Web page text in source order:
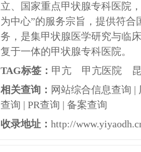
立、国家重点甲状腺专科医院
为中心”的服务宗旨，提供符
务，是集甲状腺医学研究与临
复于一体的甲状腺专科医院。
TAG标签： 甲亢 甲亢医院
相关查询： 网站综合信息查询 |
查询 | PR查询 | 备案查询
收录地址： http://